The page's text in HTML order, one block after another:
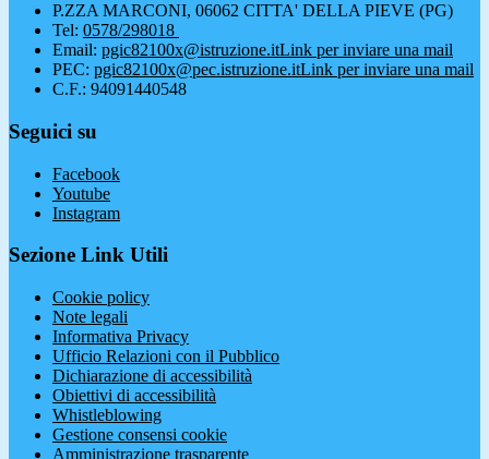
P.ZZA MARCONI, 06062 CITTA' DELLA PIEVE (PG)
Tel: 0578/298018
Email: pgic82100x@istruzione.itLink per inviare una mail
PEC: pgic82100x@pec.istruzione.itLink per inviare una mail
C.F.: 94091440548
Seguici su
Facebook
Youtube
Instagram
Sezione Link Utili
Cookie policy
Note legali
Informativa Privacy
Ufficio Relazioni con il Pubblico
Dichiarazione di accessibilità
Obiettivi di accessibilità
Whistleblowing
Gestione consensi cookie
Amministrazione trasparente